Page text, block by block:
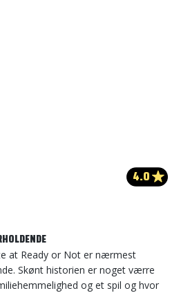
4.0
Ready or Not er nærmest
Skønt historien er noget værre
og et spil og hvor